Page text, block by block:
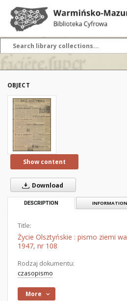
OBJECT
Show content
Download
DESCRIPTION INFORMATION
Title:
Życie Olsztyńskie : pismo ziemi
1947, nr 108
Rodzaj dokumentu:
czasopismo
More